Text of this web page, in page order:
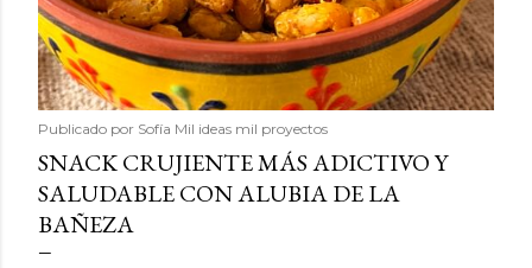
Publicado por Sofía Mil ideas mil proyectos
SNACK CRUJIENTE MÁS ADICTIVO Y
SALUDABLE CON ALUBIA DE LA
BAÑEZA